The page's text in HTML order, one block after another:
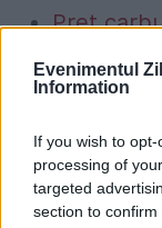
Evenimentul
Information
If you wish to
processing of
targeted
section to
Preț
la benzinării